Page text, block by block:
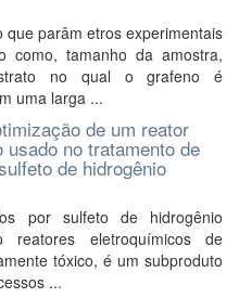
parâm etros experimentais
como, tamanho da amostra,
no qual o grafeno é
uma larga ...
de um reator
no tratamento de
de hidrogênio
por sulfeto de hidrogênio
reatores eletroquímicos de
tóxico, é um subproduto
...